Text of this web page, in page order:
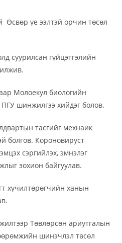
үе ээлтэй орчин төсөл
суурилсан гүйцэтгэлийн
Молоекул биологийн
шинжилгээ хийдэг болов.
тасгийг мехнаик
болгов. Короновируст
сэргийлэх, эмнэлэг
зохион байгуулав.
хүчилтөрөгчийн ханын
Төвлөрсөн ариутгалын
шинэчлэл төсөл